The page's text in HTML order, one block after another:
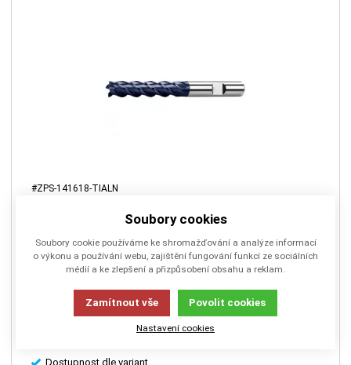
#ZPS-141618-TIALN
Frézy válcové čelní Z4, DIN 844L,HSSCo8 ,TiAlN, N
Frézy válcové čelní dlouhé, vhodné na šlichtování, drážkování a
Dostupnost dle variant
Soubory cookies
Soubory cookie používáme ke shromažďování a analýze informací
o výkonu a používání webu, zajištění fungování funkcí ze sociálních
médií a ke zlepšení a přizpůsobení obsahu a reklam.
Zamítnout vše Povolit cookies
Nastavení cookies